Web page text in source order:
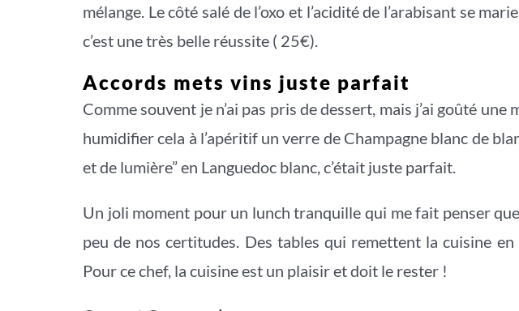
mélange. Le côté salé de l’oxo et l’acidité de l’arabisant se
c’est une très belle réussite ( 25€).
Accords mets vins juste parfait
Comme souvent je n’ai pas pris de dessert, mais j’ai goûté
humidifier cela à l’apéritif un verre de Champagne blanc de
et de lumière” en Languedoc blanc, c’était juste parfait.
Un joli moment pour un lunch tranquille qui me fait penser
peu de nos certitudes. Des tables qui remettent la cuisine
Pour ce chef, la cuisine est un plaisir et doit le rester !